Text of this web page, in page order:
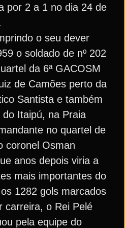
por 2 a 1 no dia 24 de
o seu dever
o soldado de nº 202
da 6ª GACOSM
de Camões perto da
Santista e também
Itaipú, na Praia
no quartel de
coronel Osman
anos depois viria a
mais importantes do
1282 gols marcados
carreira, o Rei Pelé
pela equipe do